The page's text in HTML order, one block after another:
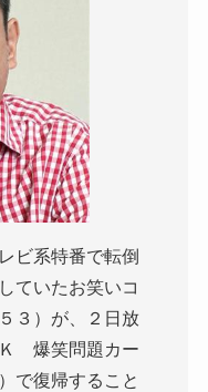
ビ系特番で転倒
ていたお笑いコ
３）が、２日放
爆笑問題カー
で復帰すること